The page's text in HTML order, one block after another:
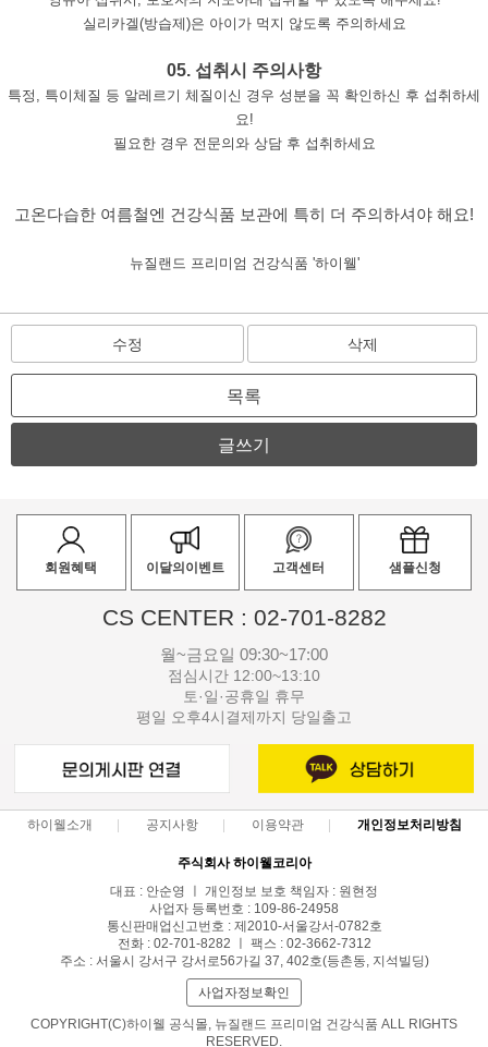
실리카겔(방습제)은 아이가 먹지 않도록 주의하세요
05. 섭취시 주의사항
특정, 특이체질 등 알레르기 체질이신 경우 성분을 꼭 확인하신 후 섭취하세
요!
필요한 경우 전문의와 상담 후 섭취하세요
고온다습한 여름철엔 건강식품 보관에 특히 더 주의하셔야 해요!
뉴질랜드 프리미엄 건강식품 '하이웰'
수정 삭제
목록
글쓰기
회원혜택 이달의이벤트 고객센터 샘플신청
CS CENTER : 02-701-8282
월~금요일 09:30~17:00
점심시간 12:00~13:10
토·일·공휴일 휴무
평일 오후4시결제까지 당일출고
하이웰소개 공지사항 이용약관 개인정보처리방침
주식회사 하이웰코리아
대표 : 안순영 ㅣ 개인정보 보호 책임자 : 원현정
사업자 등록번호 : 109-86-24958
통신판매업신고번호 : 제2010-서울강서-0782호
전화 : 02-701-8282 ㅣ 팩스 : 02-3662-7312
주소 : 서울시 강서구 강서로56가길 37, 402호(등촌동, 지석빌딩)
사업자정보확인
COPYRIGHT(C)하이웰 공식몰, 뉴질랜드 프리미엄 건강식품 ALL RIGHTS
RESERVED.